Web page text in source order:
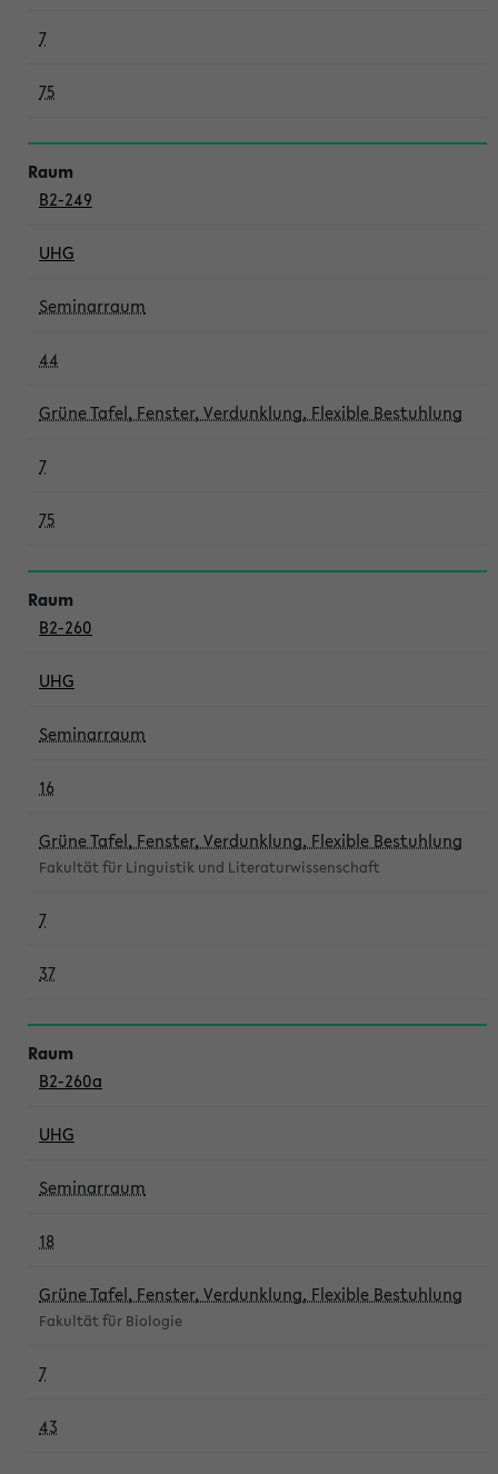
7
75
B2-249
UHG
Seminarraum
44
Grüne Tafel, Fenster, Verdunklung, Flexible Bestuhlung
7
75
B2-260
UHG
Seminarraum
16
Grüne Tafel, Fenster, Verdunklung, Flexible Bestuhlung
Fakultät für Linguistik und Literaturwissenschaft
7
37
B2-260a
UHG
Seminarraum
18
Grüne Tafel, Fenster, Verdunklung, Flexible Bestuhlung
Fakultät für Biologie
7
43